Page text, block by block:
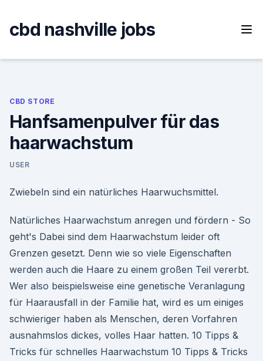
content
cbd nashville jobs
CBD STORE
Hanfsamenpulver für das
haarwachstum
USER
Zwiebeln sind ein natürliches Haarwuchsmittel.
Natürliches Haarwachstum anregen und fördern - So
geht's Dabei sind dem Haarwachstum leider oft
Grenzen gesetzt. Denn wie so viele Eigenschaften
werden auch die Haare zu einem großen Teil vererbt.
Wer also beispielsweise eine genetische Veranlagung
für Haarausfall in der Familie hat, wird es um einiges
schwieriger haben als Menschen, deren Vorfahren
ausnahmslos dickes, volles Haar hatten. 10 Tipps &
Tricks für schnelles Haarwachstum 10 Tipps & Tricks